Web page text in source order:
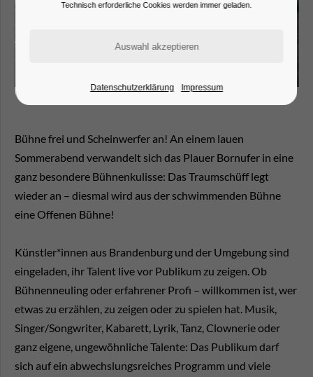
Bühne frei und Scheinwerfer an! An einem lauen
Sommerabend verwandelt sich das Plauer Bornufer in eine
ganz besondere Bühnenkulisse: Das Traumschüff legt
wieder an – diesmal wird aus der schwimmenden Bühne
eine Offenen Bühne!
Künstler*innen aus Brandenburg und der Umgebung sind
eingeladen, ihr Talent live vor Publikum zu zeigen. Ob
Bühnenneuling oder erfahrener Profi – willkommen ist, wer
etwas zu erzählen, zu zeigen oder zu spielen hat. Musik,
Singer/Songwriter, Kabarett, Lyrik, Tanz, Clownerie oder
ganz eigene, ungewöhnliche Talente: Das Publikum darf
sich auf ein abwechslungsreiches Programm und viele
Technisch erforderliche Cookies werden immer geladen.
Datenschutzerklärung Impressum